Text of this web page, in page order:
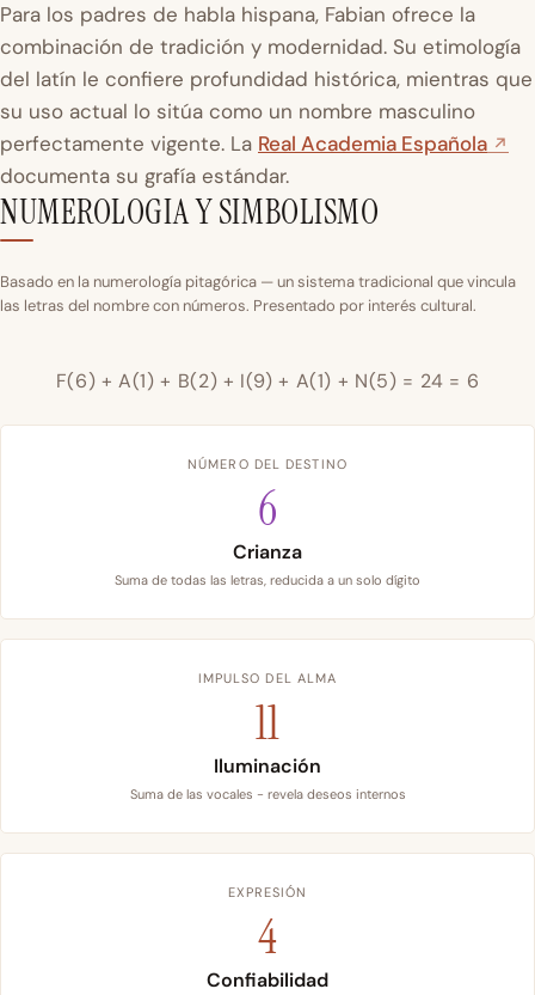
Para los padres de habla hispana, Fabian ofrece la
combinación de tradición y modernidad. Su etimología
del latín le confiere profundidad histórica, mientras que
su uso actual lo sitúa como un nombre masculino
perfectamente vigente. La Real Academia Española
documenta su grafía estándar.
NUMEROLOGIA Y SIMBOLISMO
Basado en la numerología pitagórica — un sistema tradicional que vincula
las letras del nombre con números. Presentado por interés cultural.
F(6) + A(1) + B(2) + I(9) + A(1) + N(5) = 24 = 6
NÚMERO DEL DESTINO
6
Crianza
Suma de todas las letras, reducida a un solo dígito
IMPULSO DEL ALMA
11
Iluminación
Suma de las vocales - revela deseos internos
EXPRESIÓN
4
Confiabilidad